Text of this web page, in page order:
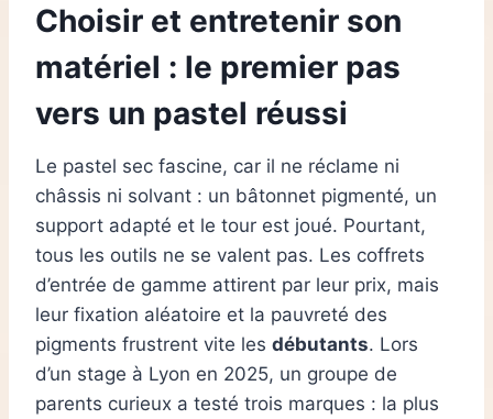
Choisir et entretenir son
matériel : le premier pas
vers un pastel réussi
Le pastel sec fascine, car il ne réclame ni
châssis ni solvant : un bâtonnet pigmenté, un
support adapté et le tour est joué. Pourtant,
tous les outils ne se valent pas. Les coffrets
d’entrée de gamme attirent par leur prix, mais
leur fixation aléatoire et la pauvreté des
pigments frustrent vite les débutants. Lors
d’un stage à Lyon en 2025, un groupe de
parents curieux a testé trois marques : la plus